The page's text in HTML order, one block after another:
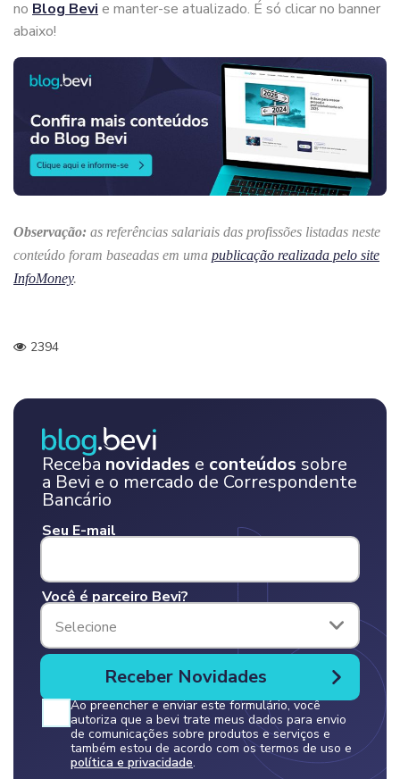
no Blog Bevi e manter-se atualizado. É só clicar no banner
abaixo!
Observação: as referências salariais das profissões listadas neste
conteúdo foram baseadas em uma publicação realizada pelo site
InfoMoney.
2394
Receba novidades e conteúdos sobre
a Bevi e o mercado de Correspondente
Bancário
Seu E-mail
Você é parceiro Bevi?
Selecione
Ao preencher e enviar este formulário, você
autoriza que a bevi trate meus dados para envio
de comunicações sobre produtos e serviços e
também estou de acordo com os termos de uso e
política e privacidade.